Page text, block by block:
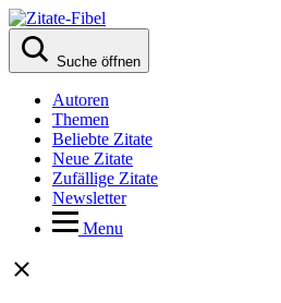
Suche öffnen
Autoren
Themen
Beliebte Zitate
Neue Zitate
Zufällige Zitate
Newsletter
Menu